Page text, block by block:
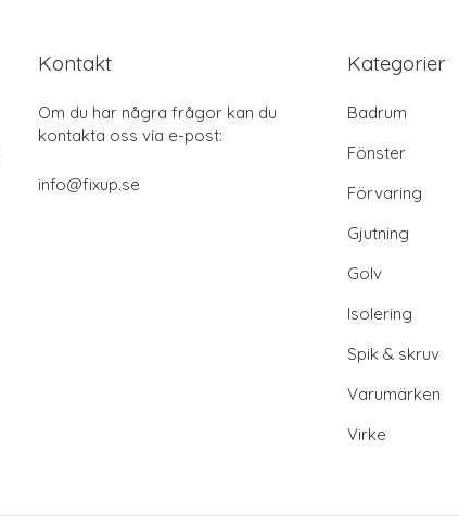
Kontakt
Om du har några frågor kan du
kontakta oss via e-post:
info@fixup.se
Kategorier
Badrum
Fönster
Förvaring
Gjutning
Golv
Isolering
Spik & skruv
Varumärken
Virke